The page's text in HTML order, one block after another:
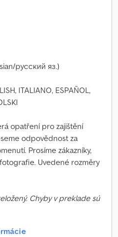
русский яз.)
ITALIANO, ESPAÑOL,
opatření pro zajištění
odpovědnost za
Prosíme zákazníky,
Uvedené rozměry
Chyby v preklade sú